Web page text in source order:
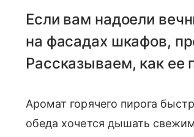
Если вам надоели
на фасадах шкафов,
Рассказываем, как ее
Аромат горячего пирога
обеда хочется дышать